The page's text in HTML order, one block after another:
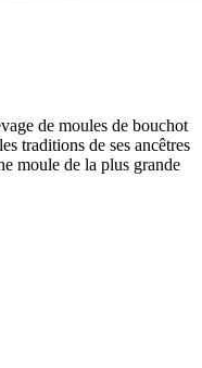
de moules de bouchot
traditions de ses ancêtres
moule de la plus grande